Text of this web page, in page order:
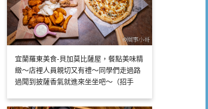
宜蘭羅東美食-貝加莫比薩屋，餐點美味精
緻～店裡人員親切又有禮～同學們走過路
過聞到披薩香氣就進來坐坐吧～（招手